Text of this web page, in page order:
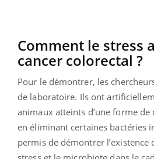
Comment le stress
cancer colorectal ?
Pour le démontrer, les
de laboratoire. Ils ont
animaux atteints d’une forme
en éliminant certaines bactéries
permis de démontrer l’existence